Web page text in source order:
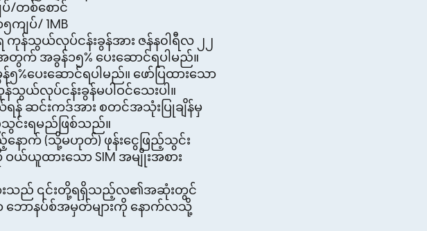
ပ်/တစ်စောင်
ျပ်/ 1MB
န်သွယ်လုပ်ငန်းခွန်အား ဇန်န၀ါရီလ ၂၂
က် အခွန်၁၅% ပေးဆောင်ရပါမည်။
%ပေးဆောင်ရပါမည်။ ဖော်ပြထားသော
သွယ်လုပ်ငန်းခွန်မပါဝင်သေးပါ။
ရန် ဆင်းကဒ်အား စတင်အသုံးပြုချိန်မှ
င်းရမည်ဖြစ်သည်။
ောက် (သို့မဟုတ်) ဖုန်းငွေဖြည့်သွင်း
ဝယ်ယူထားသော SIM အမျိုးအစား
များသည် ၎င်းတို့ရရှိသည့်လ၏အဆုံးတွင်
ောနပ်စ်အမှတ်များကို နောက်လသို့